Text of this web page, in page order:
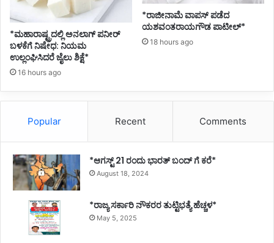
n
c
e
s
f
s
W
*ಮಹಾರಾಷ್ಟ್ರದಲ್ಲಿ ಅನಲಾಗ್ ಪನೀರ್
ಬಳಕೆಗೆ ನಿಷೇಧ: ನಿಯಮ
ಉಲ್ಲಂಘಿಸಿದರೆ ಜೈಲು ಶಿಕ್ಷೆ*
16 hours ago
*ರಾಜೀನಾಮೆ ವಾಪಸ್ ಪಡೆದ
ಯಶವಂತರಾಯಗೌಡ ಪಾಟೀಲ್*
18 hours ago
Popular Recent Comments
*ಆಗಸ್ಟ್ 21 ರಂದು ಭಾರತ್‌ ಬಂದ್‌ ಗೆ ಕರೆ*
August 18, 2024
*ರಾಜ್ಯ ಸರ್ಕಾರಿ ನೌಕರರ ತುಟ್ಟಿಭತ್ಯೆ ಹೆಚ್ಚಳ*
May 5, 2025